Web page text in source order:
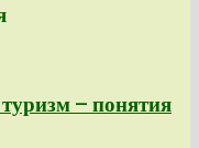
— понятия